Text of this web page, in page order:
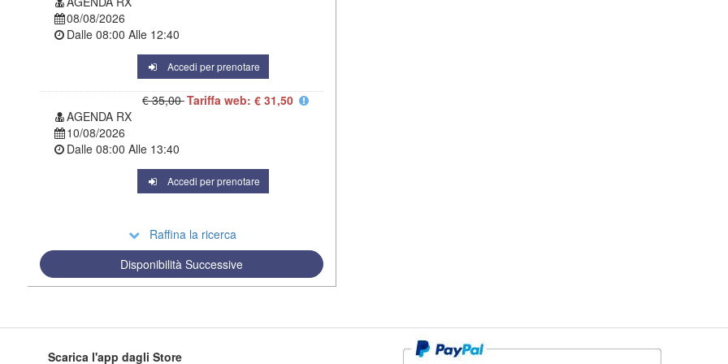
08/08/2026
Dalle 08:00 Alle 12:40
Accedi per prenotare
€ 35,00Tariffa web: € 31,50
AGENDA RX
10/08/2026
Dalle 08:00 Alle 13:40
Accedi per prenotare
Raffina la ricerca
Disponibilità Successive
Scarica l'app dagli Store